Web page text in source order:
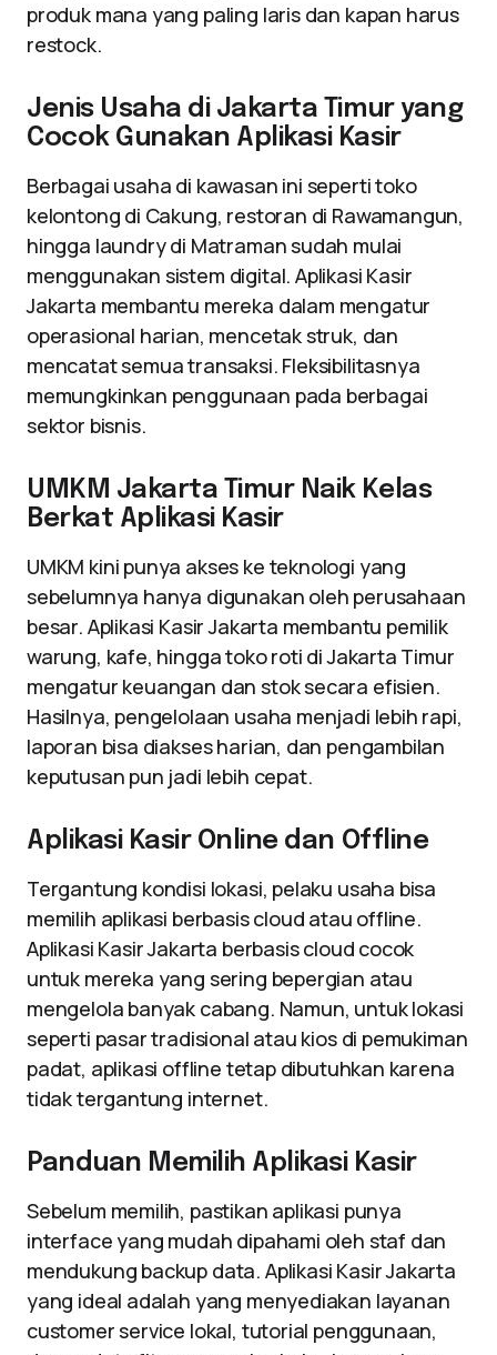
produk mana yang paling laris dan kapan harus
restock.
Jenis Usaha di Jakarta Timur yang
Cocok Gunakan Aplikasi Kasir
Berbagai usaha di kawasan ini seperti toko
kelontong di Cakung, restoran di Rawamangun,
hingga laundry di Matraman sudah mulai
menggunakan sistem digital. Aplikasi Kasir
Jakarta membantu mereka dalam mengatur
operasional harian, mencetak struk, dan
mencatat semua transaksi. Fleksibilitasnya
memungkinkan penggunaan pada berbagai
sektor bisnis.
UMKM Jakarta Timur Naik Kelas
Berkat Aplikasi Kasir
UMKM kini punya akses ke teknologi yang
sebelumnya hanya digunakan oleh perusahaan
besar. Aplikasi Kasir Jakarta membantu pemilik
warung, kafe, hingga toko roti di Jakarta Timur
mengatur keuangan dan stok secara efisien.
Hasilnya, pengelolaan usaha menjadi lebih rapi,
laporan bisa diakses harian, dan pengambilan
keputusan pun jadi lebih cepat.
Aplikasi Kasir Online dan Offline
Tergantung kondisi lokasi, pelaku usaha bisa
memilih aplikasi berbasis cloud atau offline.
Aplikasi Kasir Jakarta berbasis cloud cocok
untuk mereka yang sering bepergian atau
mengelola banyak cabang. Namun, untuk lokasi
seperti pasar tradisional atau kios di pemukiman
padat, aplikasi offline tetap dibutuhkan karena
tidak tergantung internet.
Panduan Memilih Aplikasi Kasir
Sebelum memilih, pastikan aplikasi punya
interface yang mudah dipahami oleh staf dan
mendukung backup data. Aplikasi Kasir Jakarta
yang ideal adalah yang menyediakan layanan
customer service lokal, tutorial penggunaan,